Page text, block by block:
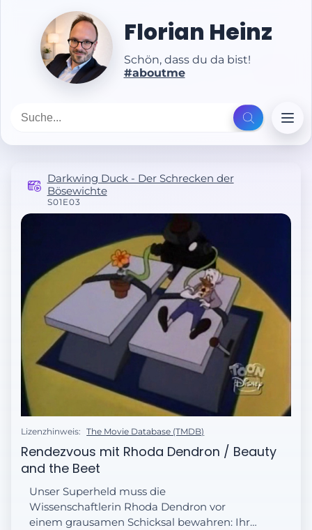
Florian Heinz
Schön, dass du da bist!
#aboutme
Darkwing Duck - Der Schrecken der
Bösewichte
S01E03
Lizenzhinweis: The Movie Database (TMDB)
Rendezvous mit Rhoda Dendron / Beauty
and the Beet
Unser Superheld muss die
Wissenschaftlerin Rhoda Dendron vor
einem grausamen Schicksal bewahren: Ihr